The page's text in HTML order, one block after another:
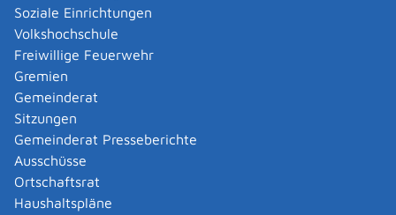
Soziale Einrichtungen
Volkshochschule
Freiwillige Feuerwehr
Gremien
Gemeinderat
Sitzungen
Gemeinderat Presseberichte
Ausschüsse
Ortschaftsrat
Haushaltspläne
für Rauchtabakerzeugnisse steht nicht öffentlich zur
Verfügung. Daher müssen Sie die Dateien beim
Bundesamt für Verbraucherschutz und
Lebensmittelsicherheit (BVL) beantragen.
Sie dürfen die Bilddateien ausschließlich entsprechend
Kommission benutzen. Die technischen Spezifikationen
für Layout, Gestaltung und Form der Warnhinweise
finden Sie in den jeweiligen Durchführungsbeschlüssen
der Europäischen Union.